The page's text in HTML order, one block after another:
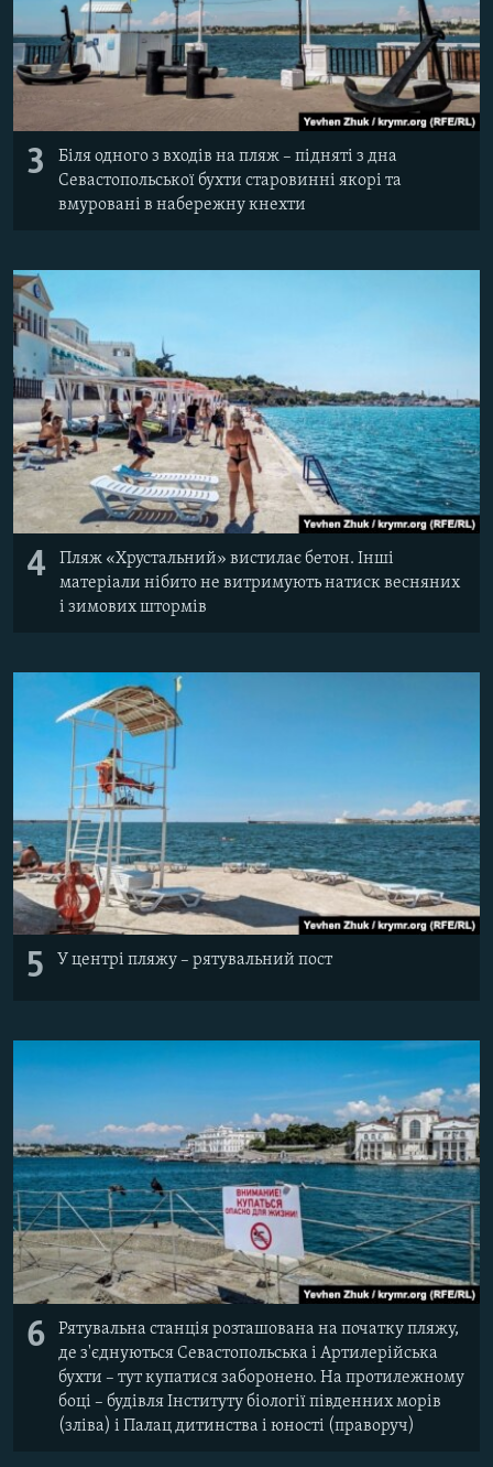
3
Біля одного з входів на пляж – підняті з дна
Севастопольської бухти старовинні якорі та
вмуровані в набережну кнехти
4
Пляж «Хрустальний» вистилає бетон. Інші
матеріали нібито не витримують натиск весняних
і зимових штормів
5 У центрі пляжу – рятувальний пост
6
Рятувальна станція розташована на початку пляжу,
де з'єднуються Севастопольська і Артилерійська
бухти – тут купатися заборонено. На протилежному
боці – будівля Інституту біології південних морів
(зліва) і Палац дитинства і юності (праворуч)